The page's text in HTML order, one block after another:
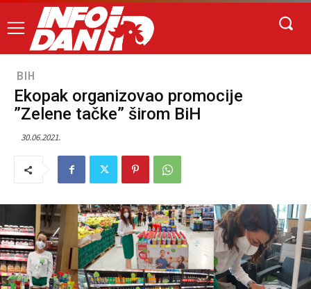
BIH
Ekopak organizovao promocije
”Zelene tačke” širom BiH
30.06.2021.